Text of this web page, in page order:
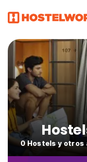
0 Hostels y otros